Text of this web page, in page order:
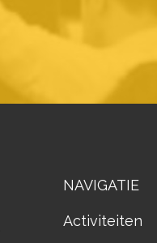
NAVIGATIE
Activiteiten